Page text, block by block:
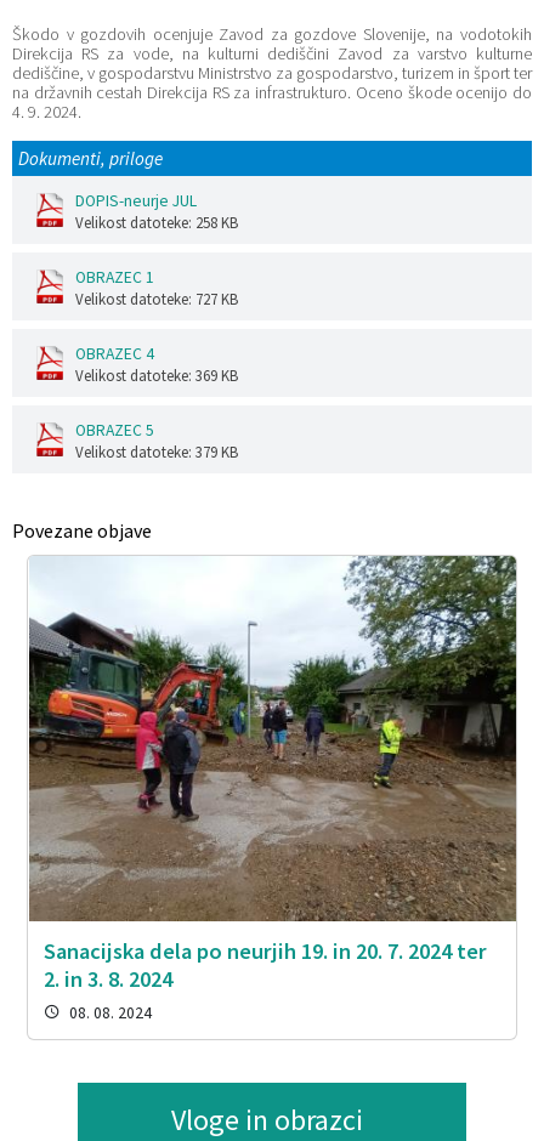
Škodo v gozdovih ocenjuje Zavod za gozdove Slovenije, na vodotokih
Direkcija RS za vode, na kulturni dediščini Zavod za varstvo kulturne
dediščine, v gospodarstvu Ministrstvo za gospodarstvo, turizem in šport ter
na državnih cestah Direkcija RS za infrastrukturo. Oceno škode ocenijo do
4. 9. 2024.
Dokumenti, priloge
DOPIS-neurje JUL
Velikost datoteke: 258 KB
OBRAZEC 1
Velikost datoteke: 727 KB
OBRAZEC 4
Velikost datoteke: 369 KB
OBRAZEC 5
Velikost datoteke: 379 KB
Povezane objave
Sanacijska dela po neurjih 19. in 20. 7. 2024 ter
2. in 3. 8. 2024
08. 08. 2024
Vloge in obrazci